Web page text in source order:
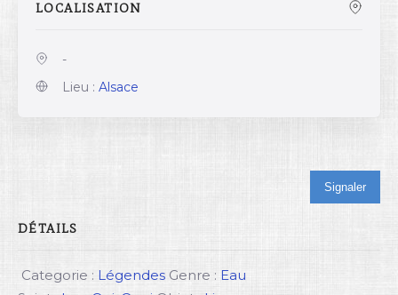
LOCALISATION
-
Lieu : Alsace
Signaler
DÉTAILS
Categorie : Légendes Genre : Eau